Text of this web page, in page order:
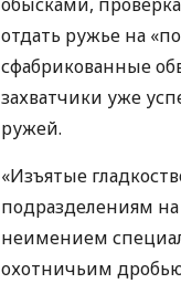
отдать ружье на
сфабрикованные
захватчики уже
ружей.
«Изъятые
подразделениям
неимением
охотничьим